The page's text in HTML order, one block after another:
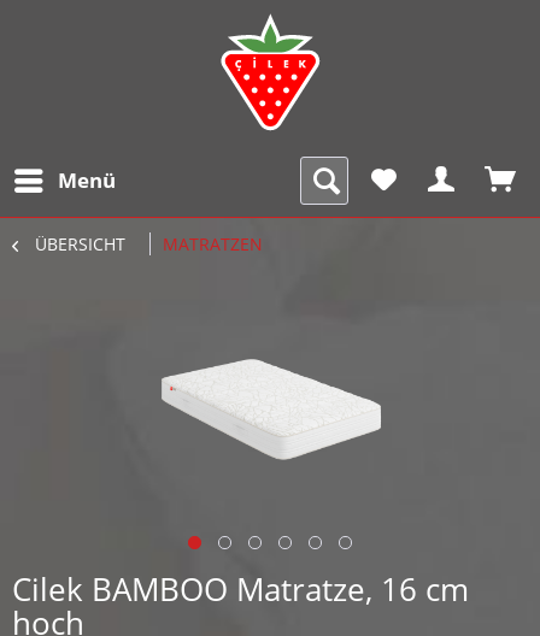
Menü
ÜBERSICHT MATRATZEN
Cilek BAMBOO Matratze, 16 cm
hoch